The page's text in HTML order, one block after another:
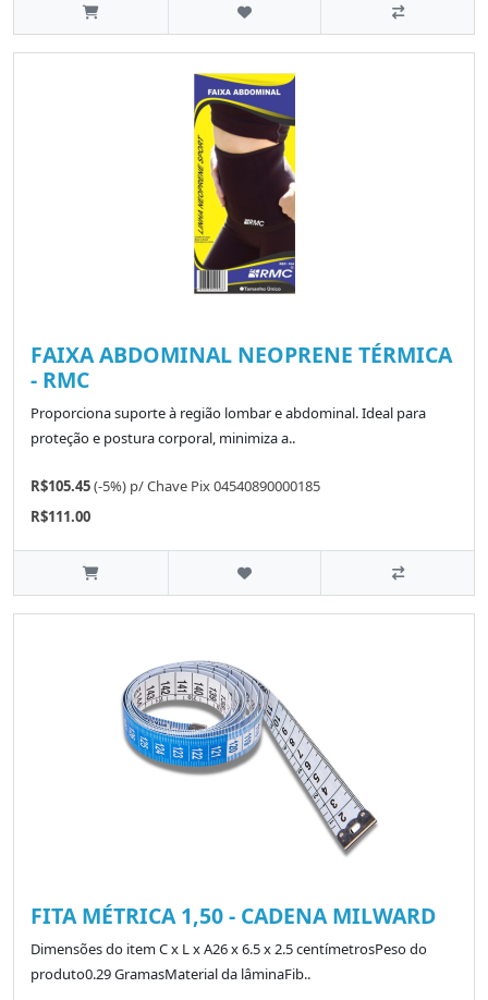
FAIXA ABDOMINAL NEOPRENE TÉRMICA
- RMC
Proporciona suporte à região lombar e abdominal. Ideal para
proteção e postura corporal, minimiza a..
R$105.45(-5%) p/Chave Pix 04540890000185
R$111.00
FITA MÉTRICA 1,50 - CADENA MILWARD
Dimensões do item C x L x A26 x 6.5 x 2.5 centímetrosPeso do
produto0.29 GramasMaterial da lâminaFib..